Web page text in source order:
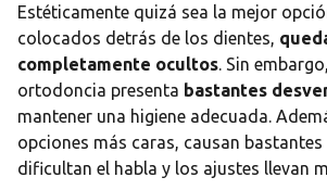
Estéticamente quizá sea la mejor
colocados detrás de los dientes,
completamente ocultos. Sin
ortodoncia presenta bastantes
mantener una higiene adecuada.
opciones más caras, causan
dificultan el habla y los ajustes llevan